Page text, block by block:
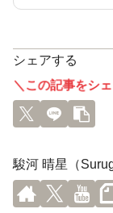
シェアする
＼この記事をシェ
駿河 晴星（